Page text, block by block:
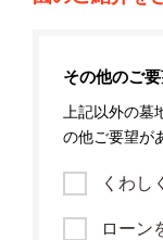
その他のご
上記以外の
の他ご要望が
くわし
ローン